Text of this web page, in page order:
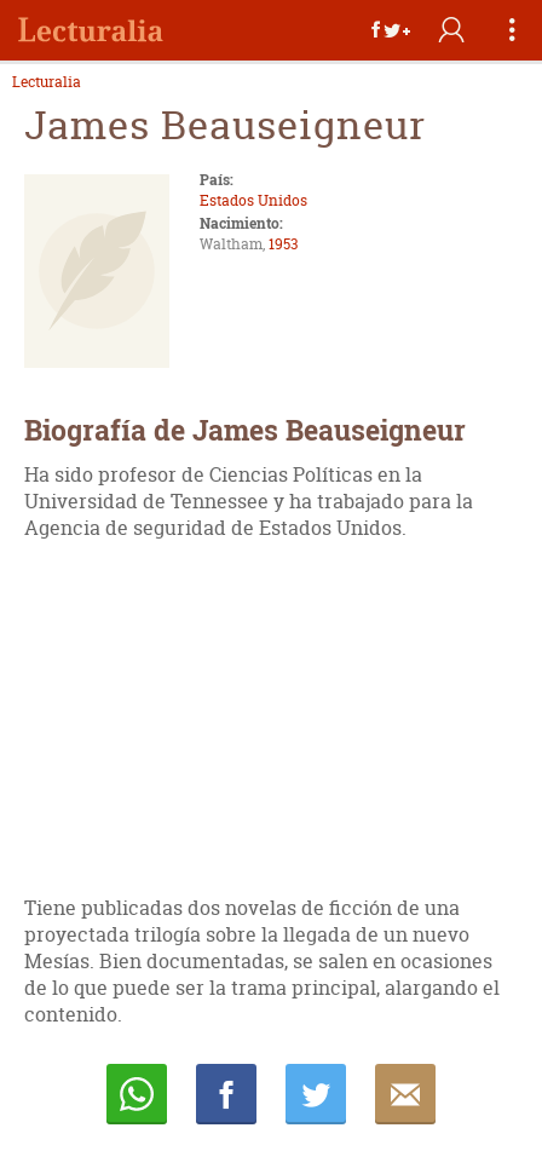
Lecturalia
James Beauseigneur
País:
Estados Unidos
Nacimiento:
Waltham,1953
Biografía de James Beauseigneur
Ha sido profesor de Ciencias Políticas en la
Universidad de Tennessee y ha trabajado para la
Agencia de seguridad de Estados Unidos.
Tiene publicadas dos novelas de ficción de una
proyectada trilogía sobre la llegada de un nuevo
Mesías. Bien documentadas, se salen en ocasiones
de lo que puede ser la trama principal, alargando el
contenido.